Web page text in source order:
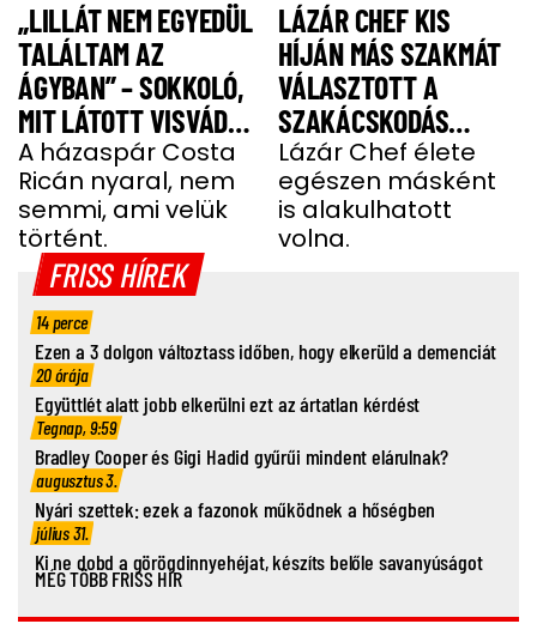
„LILLÁT NEM EGYEDÜL
TALÁLTAM AZ
ÁGYBAN” – SOKKOLÓ,
MIT LÁTOTT VISVÁDER
TAMÁS
A házaspár Costa
Ricán nyaral, nem
semmi, ami velük
történt.
LÁZÁR CHEF KIS
HÍJÁN MÁS SZAKMÁT
VÁLASZTOTT A
SZAKÁCSKODÁS
HELYETT
Lázár Chef élete
egészen másként
is alakulhatott
volna.
FRISS HÍREK
14 perce
Ezen a 3 dolgon változtass időben, hogy elkerüld a demenciát
20 órája
Együttlét alatt jobb elkerülni ezt az ártatlan kérdést
Tegnap, 9:59
Bradley Cooper és Gigi Hadid gyűrűi mindent elárulnak?
augusztus 3.
Nyári szettek: ezek a fazonok működnek a hőségben
július 31.
Ki ne dobd a görögdinnyehéjat, készíts belőle savanyúságot
MÉG TÖBB FRISS HÍR